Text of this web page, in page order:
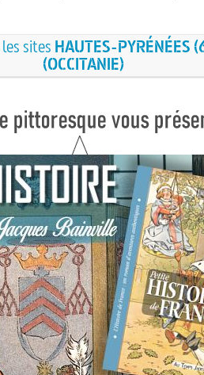
sites HAUTES-PYRÉNÉES
(OCCITANIE)